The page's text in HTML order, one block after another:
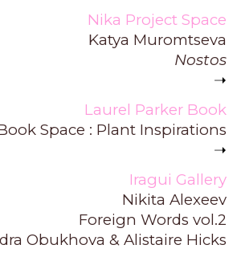
Nika Project Space
Katya Muromtseva
Nostos
➝
Laurel Parker Book
Space : Plant Inspirations
➝
Iragui Gallery
Nikita Alexeev
Foreign Words vol.2
Obukhova & Alistaire Hicks